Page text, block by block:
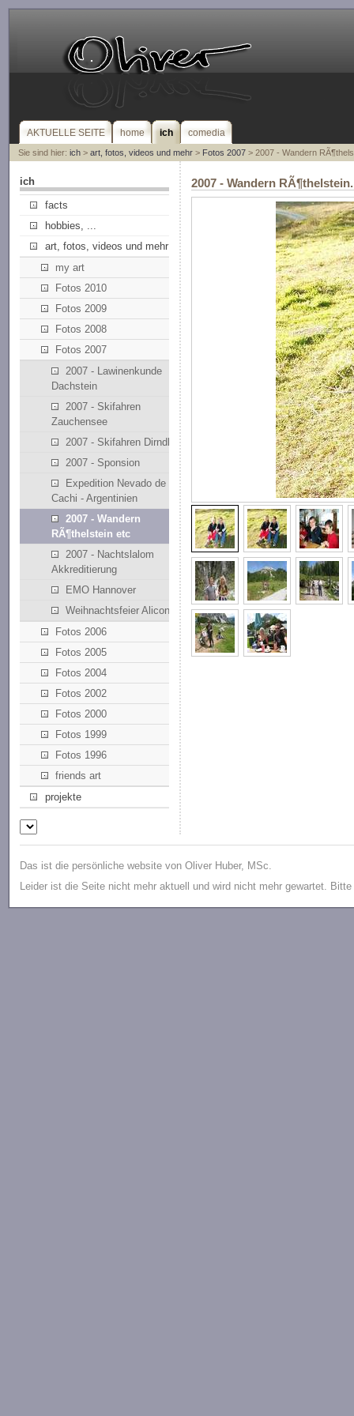
AKTUELLE SEITE home ich comedia
Sie sind hier: ich> art, fotos, videos und mehr> Fotos 2007> 2007 - Wandern
ich
facts
hobbies, ...
art, fotos, videos und mehr
my art
Fotos 2010
Fotos 2009
Fotos 2008
Fotos 2007
2007 - Lawinenkunde
Dachstein
2007 - Skifahren
Zauchensee
2007 - Skifahren Dirndllift
2007 - Sponsion
Expedition Nevado de
Cachi - Argentinien
2007 - Wandern
RÃ¶thelstein etc
2007 - Nachtslalom
Akkreditierung
EMO Hannover
Weihnachtsfeier Alicona
Fotos 2006
Fotos 2005
Fotos 2004
Fotos 2002
Fotos 2000
Fotos 1999
Fotos 1996
friends art
projekte
2007 - Wandern
Das ist die persönliche website von Oliver Huber, MSc.
Leider ist die Seite nicht mehr aktuell und wird nicht mehr gewartet.